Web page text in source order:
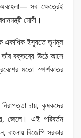
সব ক্ষেত্রেই
মোদী।
একাধিক ইস্যুতে তৃণমূল
তাঁর বক্তব্যে উঠে আসে
মতো স্পর্শকাতর
নিরাপত্তা চায়, কৃষকদের
জেলে। এই পরিবর্তন
বিজেপি সরকার